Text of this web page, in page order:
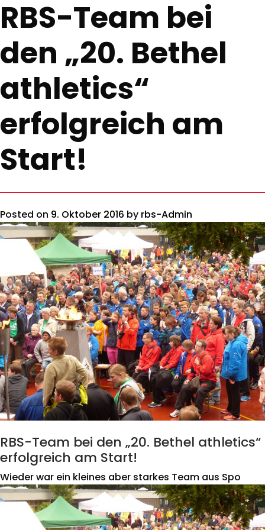
RBS-Team bei
den „20. Bethel
athletics“
erfolgreich am
Start!
Posted on 9. Oktober 2016 by rbs-Admin
RBS-Team bei den „20. Bethel athletics“
erfolgreich am Start!
Wieder war ein kleines aber starkes Team aus Spo